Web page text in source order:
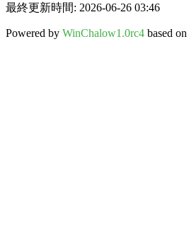
最終更新時間: 2026-06-26 03:46
Powered by WinChalow1.0rc4 based on